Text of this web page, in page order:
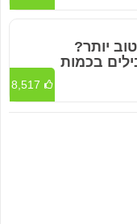
יותר?
בכמות
8,517